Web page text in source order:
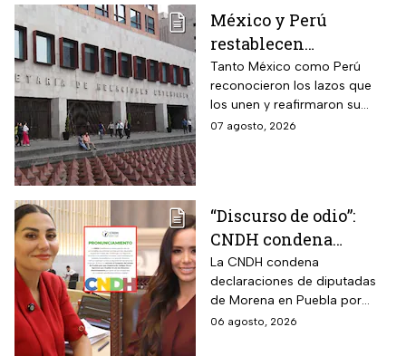
México y Perú
restablecen
relaciones
diplomáticas después
de nueve meses
Tanto México como Perú
reconocieron los lazos que
los unen y reafirmaron su
respeto al derecho
07 agosto, 2026
“Discurso de odio”:
CNDH condena
expresiones de
diputadas de Morena
contra adultos
mayores
La CNDH condena
declaraciones de diputadas
de Morena en Puebla por
expresiones edadistas hacia
06 agosto, 2026